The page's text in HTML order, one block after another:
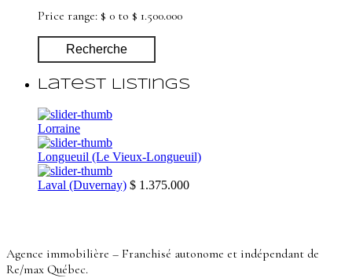
Price range: $ 0 to $ 1.500.000
Recherche
Latest Listings
Lorraine
Longueuil (Le Vieux-Longueuil)
Laval (Duvernay) $ 1.375.000
Agence immobilière – Franchisé autonome et indépendant de
Re/max Québec.